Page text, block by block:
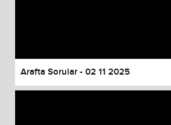
Arafta Sorular - 02 11 2025